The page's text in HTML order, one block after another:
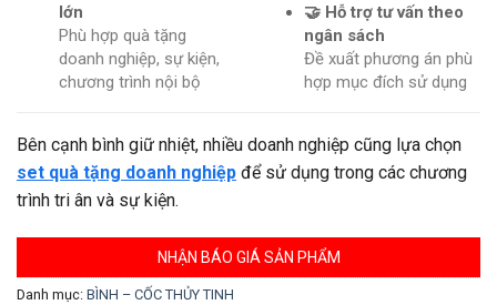
lớn
Phù hợp quà tặng
doanh nghiệp, sự kiện,
chương trình nội bộ
🤝 Hỗ trợ tư vấn theo
ngân sách
Đề xuất phương án phù
hợp mục đích sử dụng
Bên cạnh bình giữ nhiệt, nhiều doanh nghiệp cũng lựa chọn
set quà tặng doanh nghiệp để sử dụng trong các chương
trình tri ân và sự kiện.
NHẬN BÁO GIÁ SẢN PHẨM
Danh mục: BÌNH – CỐC THỦY TINH